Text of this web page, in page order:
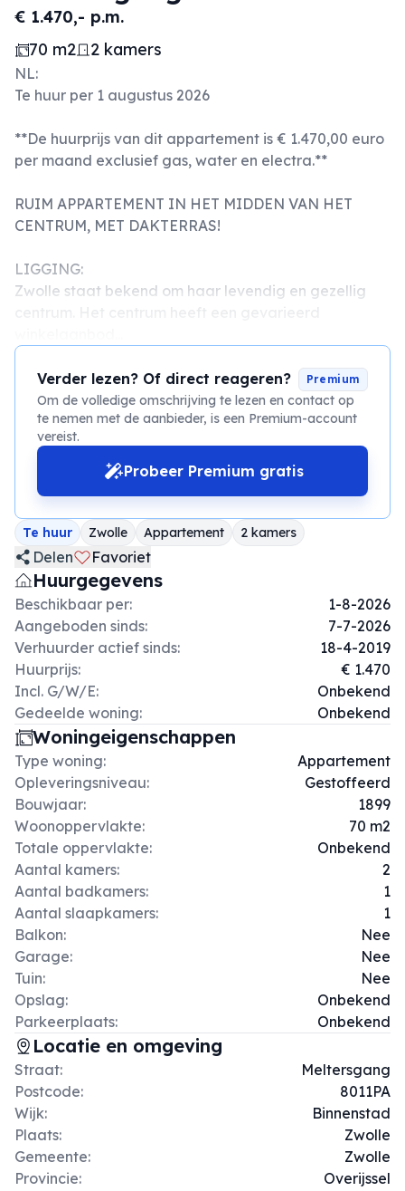
€ 1.470,- p.m.
70 m2
2 kamers
NL:
Te huur per 1 augustus 2026
**De huurprijs van dit appartement is € 1.470,00 euro
per maand exclusief gas, water en electra.**
RUIM APPARTEMENT IN HET MIDDEN VAN HET
CENTRUM, MET DAKTERRAS!
LIGGING:
Zwolle staat bekend om haar levendig en gezellig
Verder lezen? Of direct reageren? Premium
Om de volledige omschrijving te lezen en contact op
te nemen met de aanbieder, is een Premium-account
vereist.
Probeer Premium gratis
Te huur Zwolle Appartement 2 kamers
Delen Favoriet
Huurgegevens
Beschikbaar per:
1-8-2026
Aangeboden sinds:
7-7-2026
Verhuurder actief sinds:
18-4-2019
Huurprijs:
€ 1.470
Incl. G/W/E:
Onbekend
Gedeelde woning:
Onbekend
Woningeigenschappen
Type woning:
Appartement
Opleveringsniveau:
Gestoffeerd
Bouwjaar:
1899
Woonoppervlakte:
70 m2
Totale oppervlakte:
Onbekend
Aantal kamers:
2
Aantal badkamers:
1
Aantal slaapkamers:
1
Balkon:
Nee
Garage:
Nee
Tuin:
Nee
Opslag:
Onbekend
Parkeerplaats:
Onbekend
Locatie en omgeving
Straat:
Meltersgang
Postcode:
8011PA
Wijk:
Binnenstad
Plaats:
Zwolle
Gemeente:
Zwolle
Provincie:
Overijssel